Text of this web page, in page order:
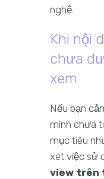
nghệ.
Khi nội
chưa
xem
Nếu bạn
mình chưa
mục tiêu
xét việc sử
view trên